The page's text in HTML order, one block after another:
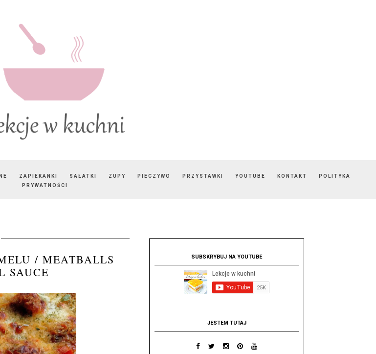
ZAPIEKANKI SAŁATKI ZUPY PIECZYWO PRZYSTAWKI YOUTUBE KONTAKT
POLITYKA
PRYWATNOŚCI
/ MEATBALLS
SAUCE
SUBSKRYBUJ NA YOUTUBE
JESTEM TUTAJ